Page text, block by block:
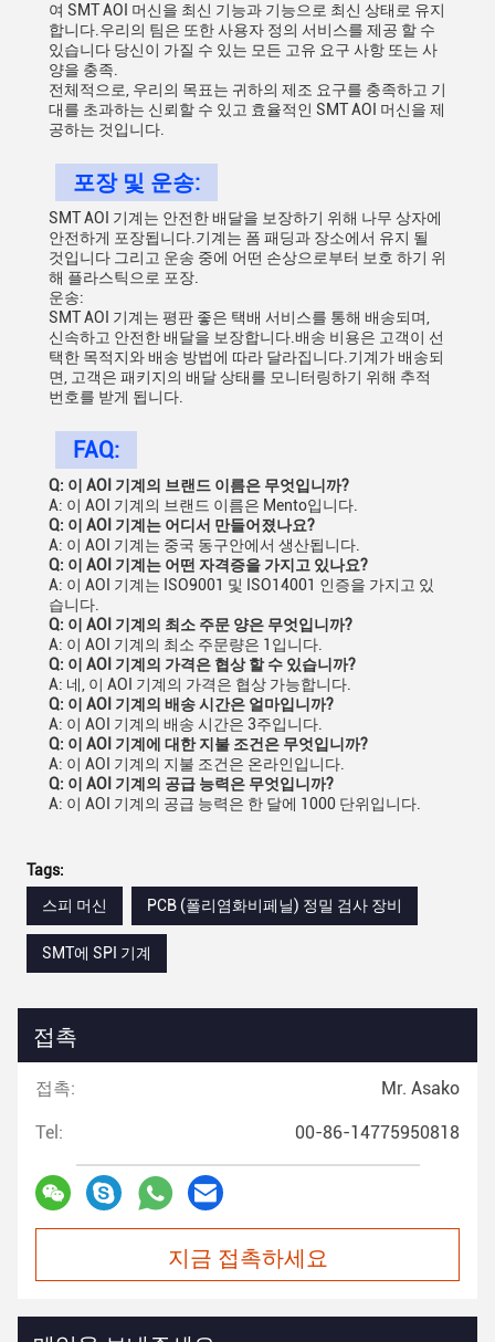
여 SMT AOI 머신을 최신 기능과 기능으로 최신 상태로 유지
합니다.우리의 팀은 또한 사용자 정의 서비스를 제공 할 수
있습니다 당신이 가질 수 있는 모든 고유 요구 사항 또는 사
양을 충족.
전체적으로, 우리의 목표는 귀하의 제조 요구를 충족하고 기
대를 초과하는 신뢰할 수 있고 효율적인 SMT AOI 머신을 제
공하는 것입니다.
포장 및 운송:
SMT AOI 기계는 안전한 배달을 보장하기 위해 나무 상자에
안전하게 포장됩니다.기계는 폼 패딩과 장소에서 유지 될
것입니다 그리고 운송 중에 어떤 손상으로부터 보호 하기 위
해 플라스틱으로 포장.
운송:
SMT AOI 기계는 평판 좋은 택배 서비스를 통해 배송되며,
신속하고 안전한 배달을 보장합니다.배송 비용은 고객이 선
택한 목적지와 배송 방법에 따라 달라집니다.기계가 배송되
면, 고객은 패키지의 배달 상태를 모니터링하기 위해 추적
번호를 받게 됩니다.
FAQ:
Q: 이 AOI 기계의 브랜드 이름은 무엇입니까?
A: 이 AOI 기계의 브랜드 이름은 Mento입니다.
Q: 이 AOI 기계는 어디서 만들어졌나요?
A: 이 AOI 기계는 중국 동구안에서 생산됩니다.
Q: 이 AOI 기계는 어떤 자격증을 가지고 있나요?
A: 이 AOI 기계는 ISO9001 및 ISO14001 인증을 가지고 있
습니다.
Q: 이 AOI 기계의 최소 주문 양은 무엇입니까?
A: 이 AOI 기계의 최소 주문량은 1입니다.
Q: 이 AOI 기계의 가격은 협상 할 수 있습니까?
A: 네, 이 AOI 기계의 가격은 협상 가능합니다.
Q: 이 AOI 기계의 배송 시간은 얼마입니까?
A: 이 AOI 기계의 배송 시간은 3주입니다.
Q: 이 AOI 기계에 대한 지불 조건은 무엇입니까?
A: 이 AOI 기계의 지불 조건은 온라인입니다.
Q: 이 AOI 기계의 공급 능력은 무엇입니까?
A: 이 AOI 기계의 공급 능력은 한 달에 1000 단위입니다.
Tags:
스피 머신
PCB (폴리염화비페닐) 정밀 검사 장비
SMT에 SPI 기계
접촉
접촉: Mr. Asako
Tel: 00-86-14775950818
지금 접촉하세요